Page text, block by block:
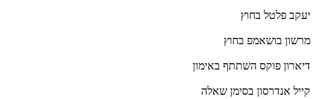
יעקב פלטל בחוץ
מרשון בושאמפ בחוץ
דיארון פוקס השתתף באימון
קייל אנדרסון בסימן שאלה